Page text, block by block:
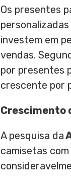
Os presentes
investem em
vendas.
por presentes
crescente por
Crescimento
A pesquisa da
camisetas